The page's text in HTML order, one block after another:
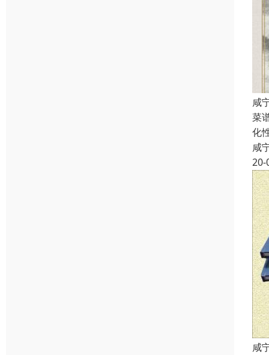
咸
菜
化
咸
20-
咸